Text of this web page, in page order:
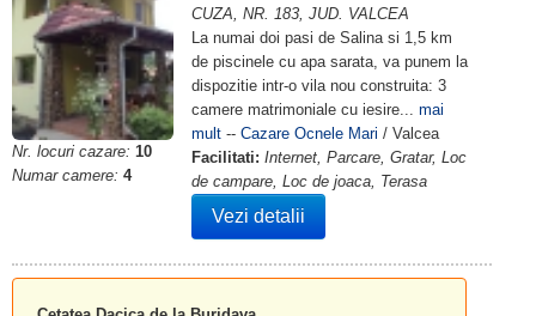
Nr. locuri cazare: 10
Numar camere: 4
CUZA, NR. 183, JUD. VALCEA
La numai doi pasi de Salina si 1,5 km
de piscinele cu apa sarata, va punem la
dispozitie intr-o vila nou construita: 3
camere matrimoniale cu iesire... mai
mult -- Cazare Ocnele Mari / Valcea
Facilitati: Internet, Parcare, Gratar, Loc
de campare, Loc de joaca, Terasa
Vezi detalii